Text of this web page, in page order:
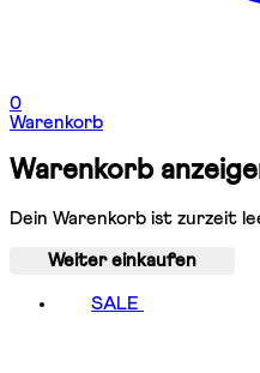
0
Warenkorb
Warenkorb
Dein Warenkorb ist zurzeit
Weiter einkaufen
SALE